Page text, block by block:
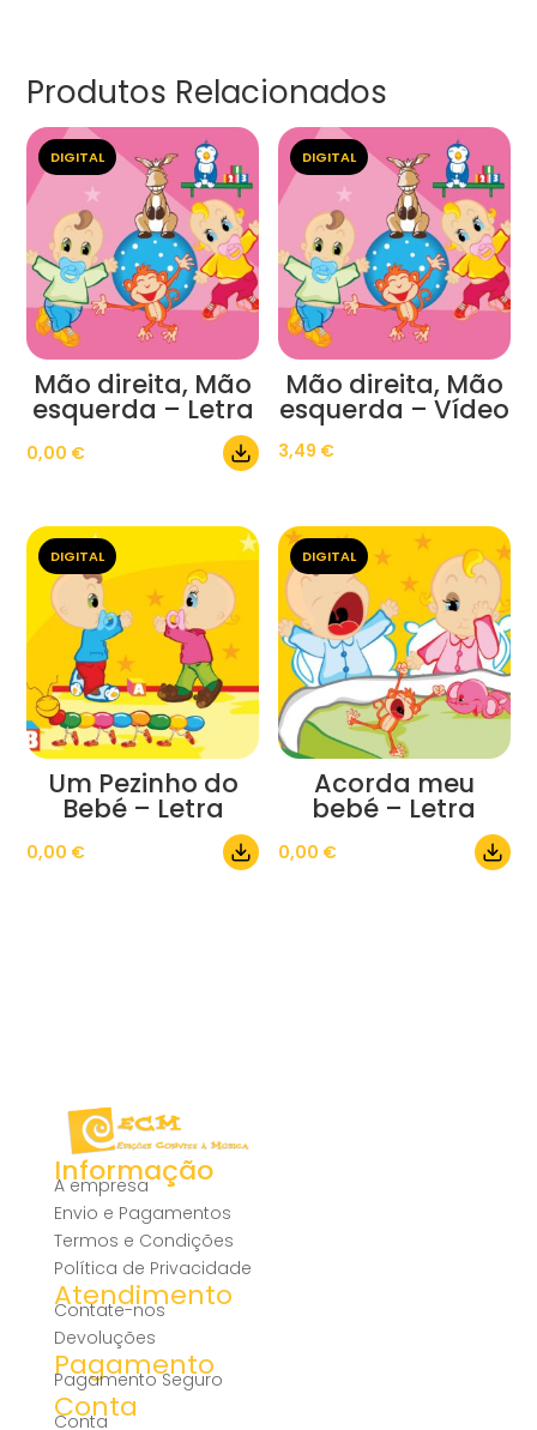
Produtos Relacionados
DIGITAL
Mão direita, Mão
esquerda – Letra
0,00 €
DIGITAL
Mão direita, Mão
esquerda – Vídeo
3,49 €
DIGITAL
Um Pezinho do
Bebé – Letra
0,00 €
DIGITAL
Acorda meu
bebé – Letra
0,00 €
Informação
A empresa
Envio e Pagamentos
Termos e Condições
Política de Privacidade
Atendimento
Contate-nos
Devoluções
Pagamento
Pagamento Seguro
Conta
Conta